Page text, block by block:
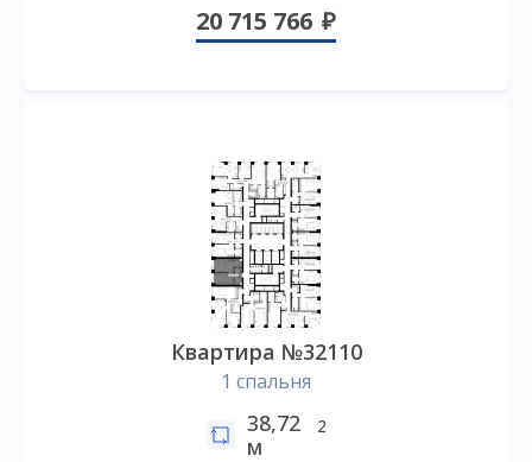
20 715 766
Квартира №32110
1 спальня
38,72
м
2